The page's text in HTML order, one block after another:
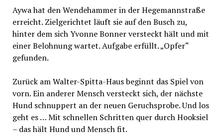
Aywa hat den Wendehammer in der Hegemannstraße
erreicht. Zielgerichtet läuft sie auf den Busch zu,
hinter dem sich Yvonne Bonner versteckt hält und mit
einer Belohnung wartet. Aufgabe erfüllt. „Opfer“
gefunden.
Zurück am Walter-Spitta-Haus beginnt das Spiel von
vorn. Ein anderer Mensch versteckt sich, der nächste
Hund schnuppert an der neuen Geruchsprobe. Und los
geht es … Mit schnellen Schritten quer durch Hooksiel
– das hält Hund und Mensch fit.